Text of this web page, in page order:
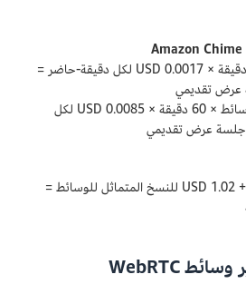
502 من الحاضرين × 60 دقيقة × 0.0017 USD لكل دقيقة-حاضر =
نسختان متماثلتان من الوسائط × 60 دقيقة × 0.0085 USD لكل
51.204 USD للحاضرين + 1.02 USD للنسخ المتماثل للوسائط =